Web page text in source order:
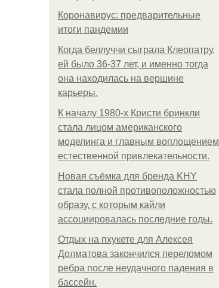
Коронавирус: предварительные
итоги пандемии
Когда беллуччи сыграла Клеопатру,
ей было 36-37 лет, и именно тогда
она находилась на вершине
карьеры.
К началу 1980-х Кристи бринкли
стала лицом американского
моделинга и главным воплощением
естественной привлекательности.
Новая съёмка для бренда KHY
стала полной противоположностью
образу, с которым кайли
ассоциировалась последние годы.
Отдых на пхукете для Алексея
Долматова закончился переломом
ребра после неудачного падения в
бассейн.